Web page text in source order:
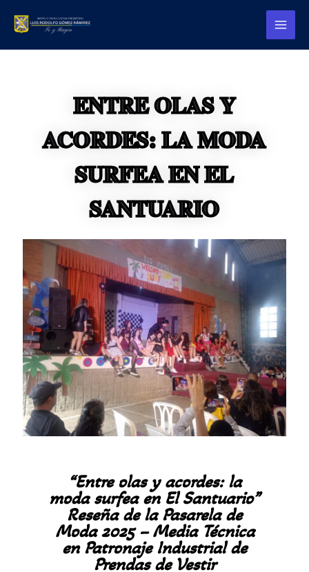
Main
Menu
ENTRE OLAS Y
ACORDES: LA MODA
SURFEA EN EL
SANTUARIO
“Entre olas y acordes: la
moda surfea en El Santuario”
Reseña de la Pasarela de
Moda 2025 – Media Técnica
en Patronaje Industrial de
Prendas de Vestir
navigation